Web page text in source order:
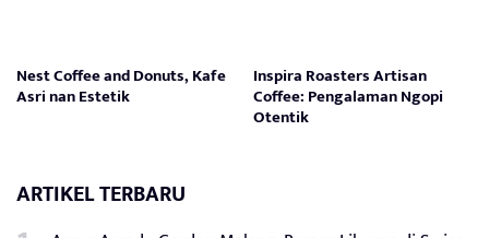
Nest Coffee and Donuts, Kafe
Asri nan Estetik
Inspira Roasters Artisan
Coffee: Pengalaman Ngopi
Otentik
ARTIKEL TERBARU